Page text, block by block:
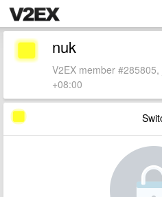
nuk
V2EX member
+08:00